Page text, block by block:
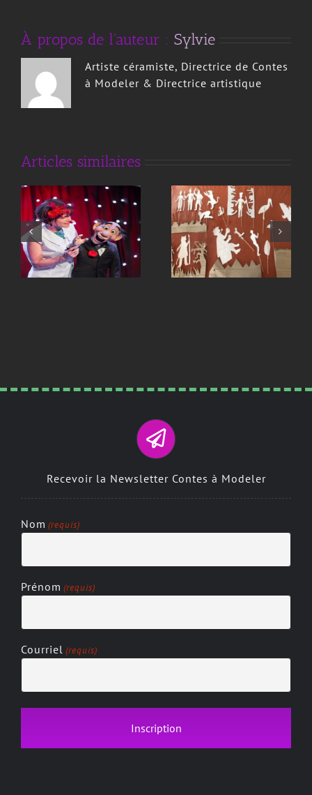
À propos de l'auteur : Sylvie
Artiste céramiste, Directrice de Contes
à Modeler & Directrice artistique
Articles similaires
Magie
Recevoir la Newsletter Contes à Modeler
Nom (requis)
Prénom (requis)
Courriel (requis)